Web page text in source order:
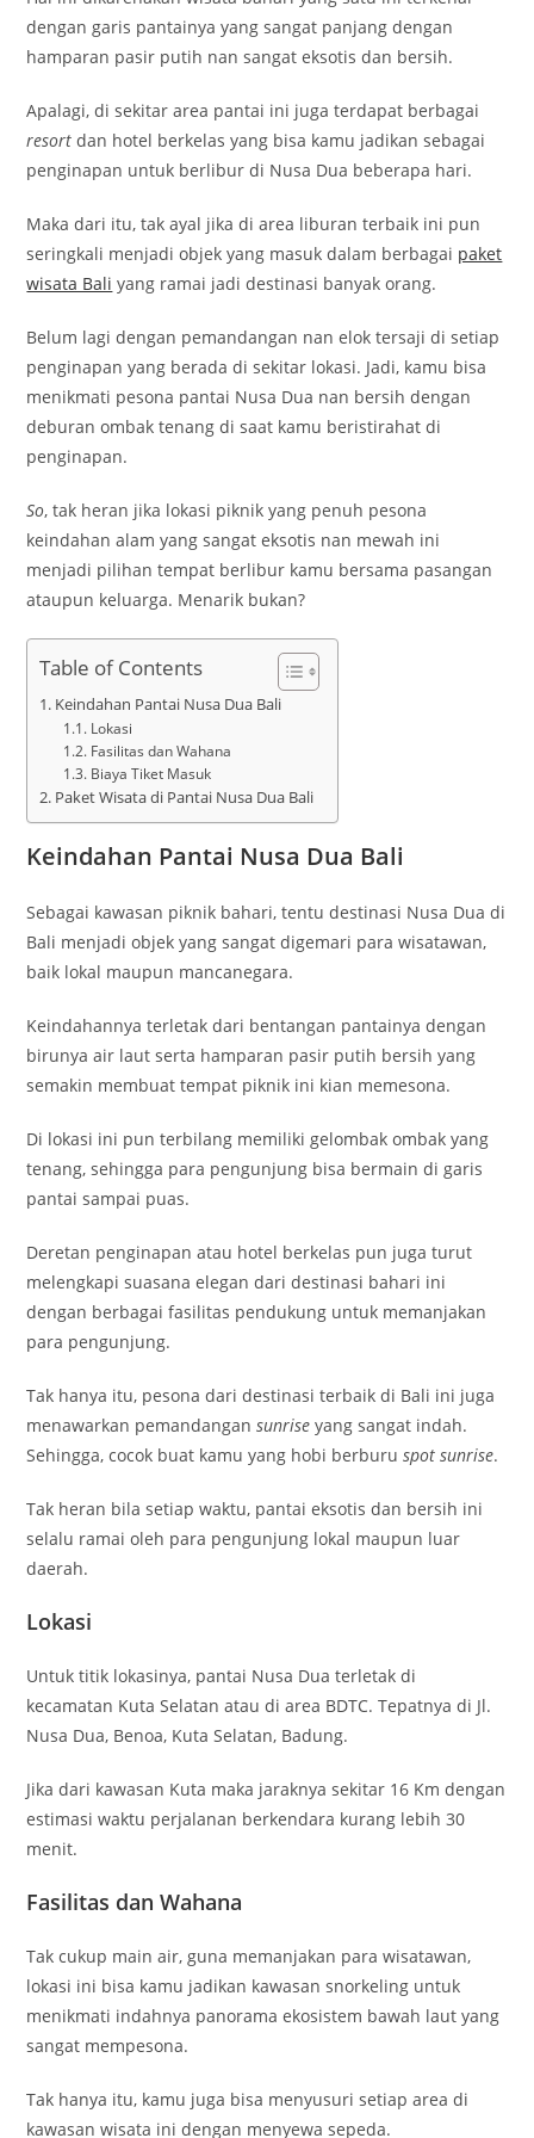
dengan garis pantainya yang sangat panjang dengan
hamparan pasir putih nan sangat eksotis dan bersih.
Apalagi, di sekitar area pantai ini juga terdapat berbagai
resortdan hotel berkelas yang bisa kamu jadikan sebagai
penginapan untuk berlibur di Nusa Dua beberapa hari.
Maka dari itu, tak ayal jika di area liburan terbaik ini pun
seringkali menjadi objek yang masuk dalam berbagai paket
wisata Bali yang ramai jadi destinasi banyak orang.
Belum lagi dengan pemandangan nan elok tersaji di setiap
penginapan yang berada di sekitar lokasi. Jadi, kamu bisa
menikmati pesona pantai Nusa Dua nan bersih dengan
deburan ombak tenang di saat kamu beristirahat di
penginapan.
So, tak heran jika lokasi piknik yang penuh pesona
keindahan alam yang sangat eksotis nan mewah ini
menjadi pilihan tempat berlibur kamu bersama pasangan
ataupun keluarga. Menarik bukan?
Table of Contents
Keindahan Pantai Nusa Dua Bali
Lokasi
Fasilitas dan Wahana
Biaya Tiket Masuk
Paket Wisata di Pantai Nusa Dua Bali
Keindahan Pantai Nusa Dua Bali
Sebagai kawasan piknik bahari, tentu destinasi Nusa Dua di
Bali menjadi objek yang sangat digemari para wisatawan,
baik lokal maupun mancanegara.
Keindahannya terletak dari bentangan pantainya dengan
birunya air laut serta hamparan pasir putih bersih yang
semakin membuat tempat piknik ini kian memesona.
Di lokasi ini pun terbilang memiliki gelombak ombak yang
tenang, sehingga para pengunjung bisa bermain di garis
pantai sampai puas.
Deretan penginapan atau hotel berkelas pun juga turut
melengkapi suasana elegan dari destinasi bahari ini
dengan berbagai fasilitas pendukung untuk memanjakan
para pengunjung.
Tak hanya itu, pesona dari destinasi terbaik di Bali ini juga
menawarkan pemandangansunriseyang sangat indah.
Sehingga, cocok buat kamu yang hobi berburuspot sunrise.
Tak heran bila setiap waktu, pantai eksotis dan bersih ini
selalu ramai oleh para pengunjung lokal maupun luar
daerah.
Lokasi
Untuk titik lokasinya, pantai Nusa Dua terletak di
kecamatan Kuta Selatan atau di area BDTC. Tepatnya di Jl.
Nusa Dua, Benoa, Kuta Selatan, Badung.
Jika dari kawasan Kuta maka jaraknya sekitar 16 Km dengan
estimasi waktu perjalanan berkendara kurang lebih 30
menit.
Fasilitas dan Wahana
Tak cukup main air, guna memanjakan para wisatawan,
lokasi ini bisa kamu jadikan kawasan snorkeling untuk
menikmati indahnya panorama ekosistem bawah laut yang
sangat mempesona.
Tak hanya itu, kamu juga bisa menyusuri setiap area di
kawasan wisata ini dengan menyewa sepeda.